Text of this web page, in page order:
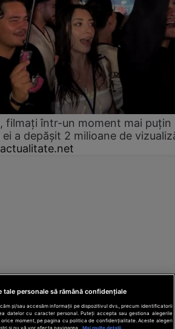
filmați într-un moment mai puțin
a depășit 2 milioane de
actualitate.net
tale personale să rămână confidențiale
și/sau accesăm informații pe dispozitivul dvs., precum identificatorii
datelor cu caracter personal. Puteți accepta sau gestiona alegerile
moment, pe pagina cu politica de confidențialitate. Aceste alegeri
și nu vă vor afecta navigarea.
Mai multe detalii